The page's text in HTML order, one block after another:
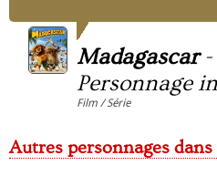
Madagascar-
Personnage
Film / Série
Autres personnages dans